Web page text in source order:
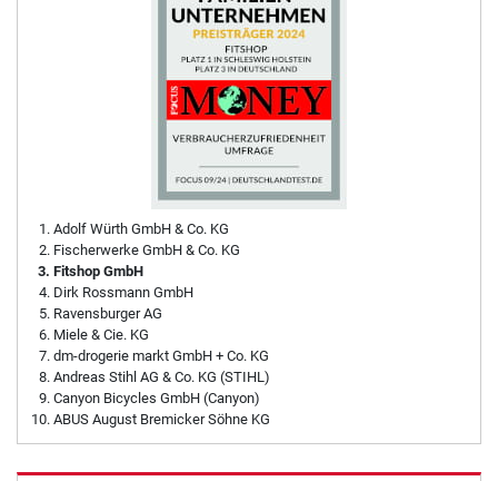
Adolf Würth GmbH & Co. KG
Fischerwerke GmbH & Co. KG
Fitshop GmbH
Dirk Rossmann GmbH
Ravensburger AG
Miele & Cie. KG
dm-drogerie markt GmbH + Co. KG
Andreas Stihl AG & Co. KG (STIHL)
Canyon Bicycles GmbH (Canyon)
ABUS August Bremicker Söhne KG